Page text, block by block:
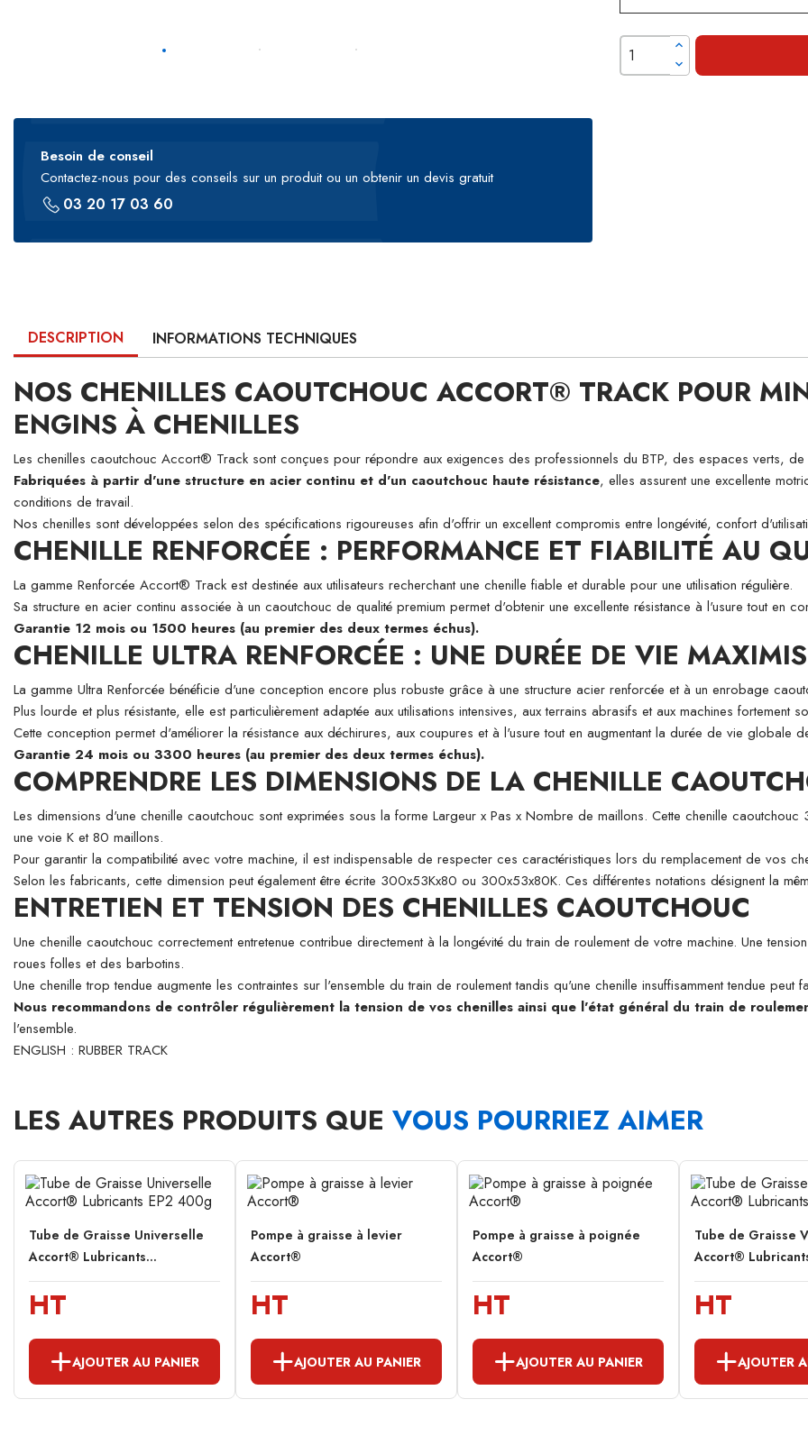
Besoin de conseil
Contactez-nous pour des conseils sur un produit ou un obtenir un devis gratuit
03 20 17 03 60
DESCRIPTION INFORMATIONS TECHNIQUES
NOS CHENILLES CAOUTCHOUC ACCORT® TRACK POUR
ENGINS À CHENILLES
Les chenilles caoutchouc Accort® Track sont conçues pour répondre aux exigences des professionnels du BTP, des espaces verts,
Fabriquées à partir d'une structure en acier continu et d'un caoutchouc haute résistance, elles assurent une excellente
conditions de travail.
Nos chenilles sont développées selon des spécifications rigoureuses afin d'offrir un excellent compromis entre longévité, confort
CHENILLE RENFORCÉE : PERFORMANCE ET FIABILITÉ AU
La gamme Renforcée Accort® Track est destinée aux utilisateurs recherchant une chenille fiable et durable pour une utilisation régulière.
Sa structure en acier continu associée à un caoutchouc de qualité premium permet d'obtenir une excellente résistance à l'usure tout en
Garantie 12 mois ou 1500 heures (au premier des deux termes échus).
CHENILLE ULTRA RENFORCÉE : UNE DURÉE DE VIE
La gamme Ultra Renforcée bénéficie d'une conception encore plus robuste grâce à une structure acier renforcée et à un enrobage
Plus lourde et plus résistante, elle est particulièrement adaptée aux utilisations intensives, aux terrains abrasifs et aux machines fortement
Cette conception permet d'améliorer la résistance aux déchirures, aux coupures et à l'usure tout en augmentant la durée de vie globale
Garantie 24 mois ou 3300 heures (au premier des deux termes échus).
COMPRENDRE LES DIMENSIONS DE LA CHENILLE
Les dimensions d'une chenille caoutchouc sont exprimées sous la forme Largeur x Pas x Nombre de maillons. Cette chenille
une voie K et 80 maillons.
Pour garantir la compatibilité avec votre machine, il est indispensable de respecter ces caractéristiques lors du remplacement de vos
Selon les fabricants, cette dimension peut également être écrite 300x53Kx80 ou 300x53x80K. Ces différentes notations désignent la
ENTRETIEN ET TENSION DES CHENILLES CAOUTCHOUC
Une chenille caoutchouc correctement entretenue contribue directement à la longévité du train de roulement de votre machine. Une
roues folles et des barbotins.
Une chenille trop tendue augmente les contraintes sur l'ensemble du train de roulement tandis qu'une chenille insuffisamment tendue peut
Nous recommandons de contrôler régulièrement la tension de vos chenilles ainsi que l'état général du train de
l'ensemble.
ENGLISH : RUBBER TRACK
LES AUTRES PRODUITS QUE VOUS POURRIEZ AIMER
Tube de Graisse Universelle
Accort® Lubricants...
HT
AJOUTER AU PANIER
Pompe à graisse à levier
Accort®
HT
AJOUTER AU PANIER
Pompe à graisse à poignée
Accort®
HT
AJOUTER AU PANIER
Tube de Graisse
Accort®
HT
AJOUTER